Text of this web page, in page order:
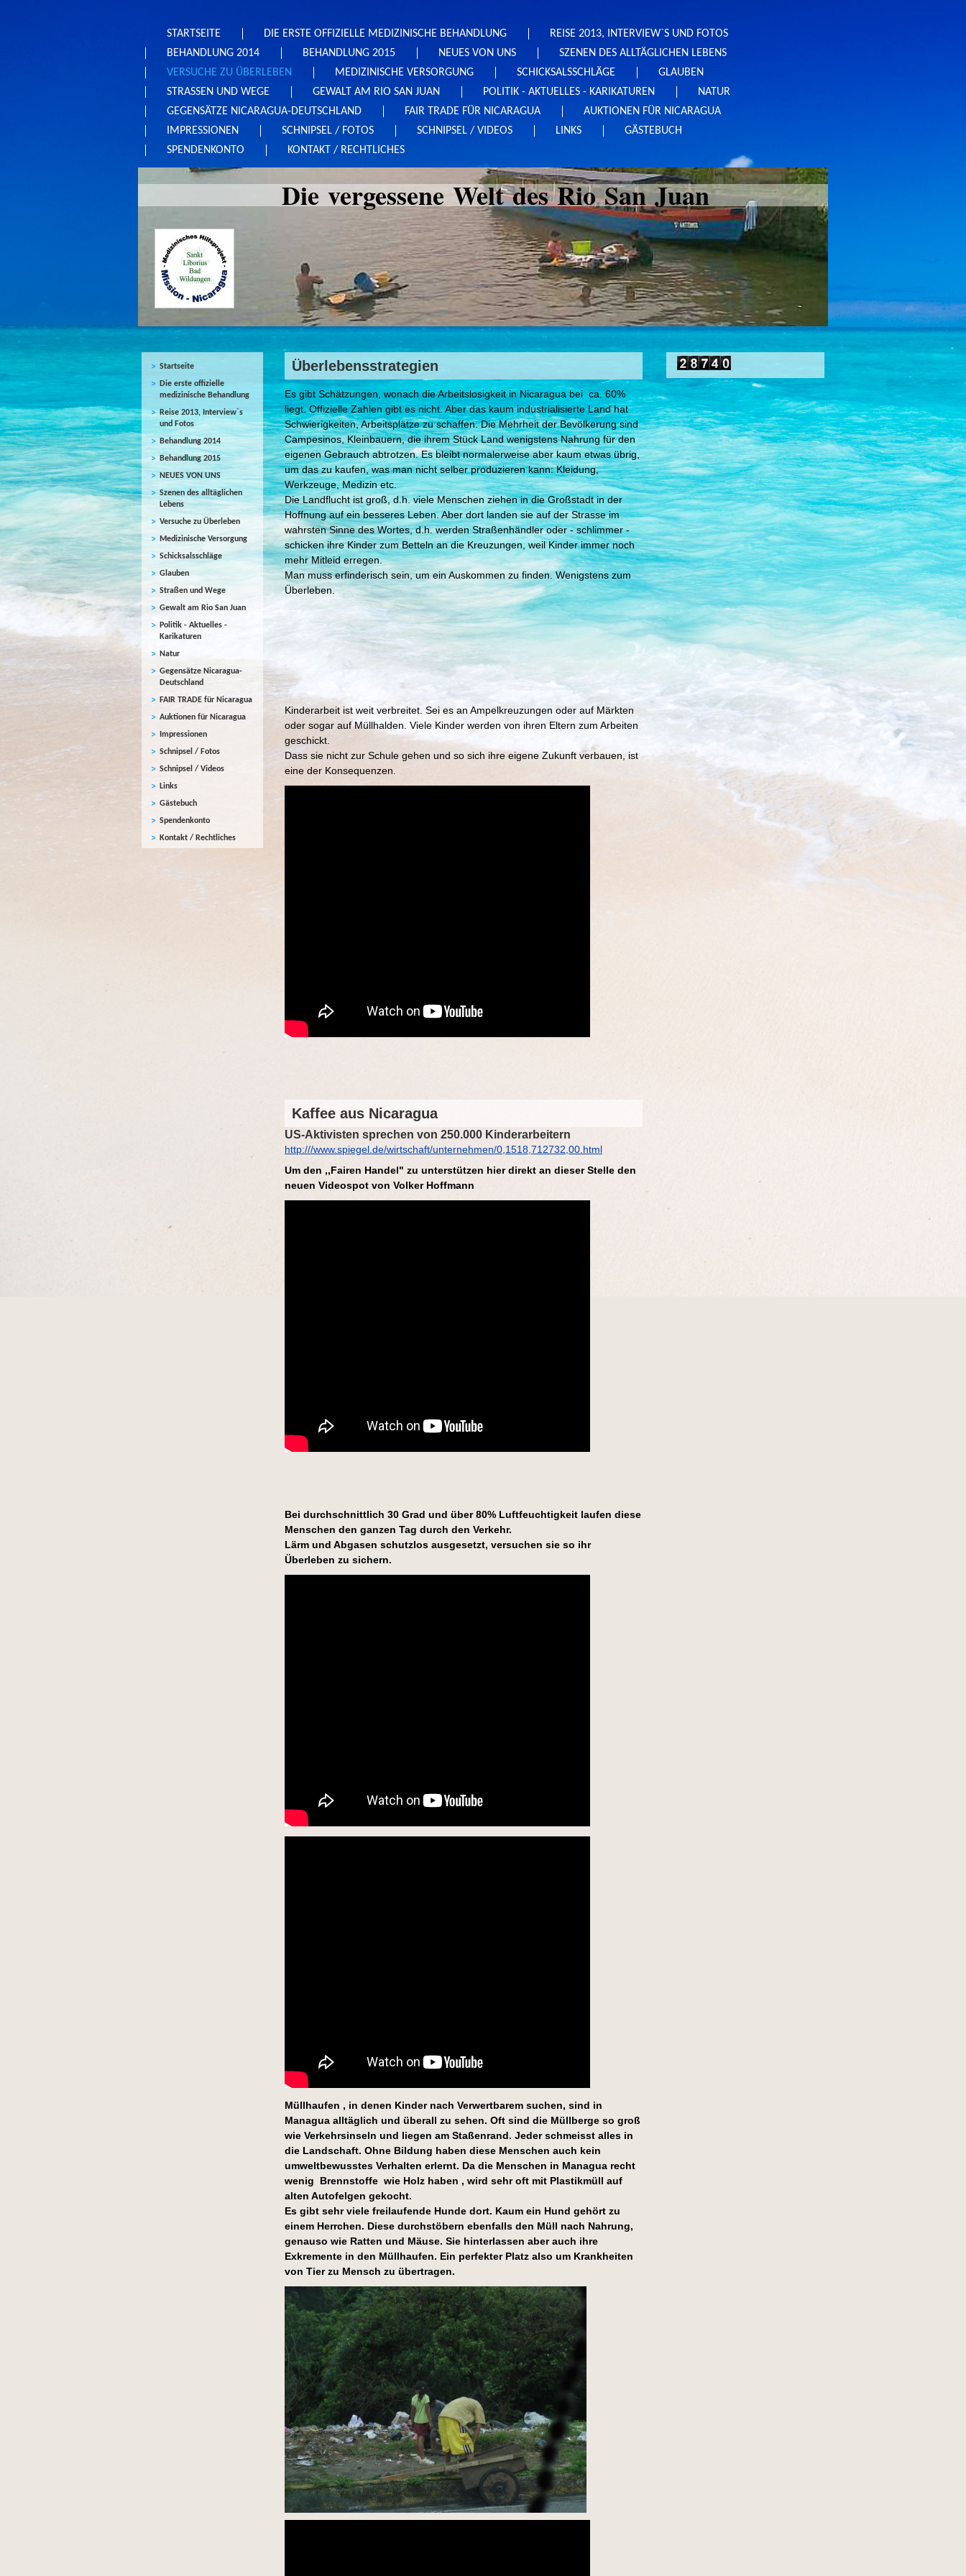
STARTSEITE DIE ERSTE OFFIZIELLE MEDIZINISCHE BEHANDLUNG
REISE 2013, INTERVIEW`S UND FOTOS
BEHANDLUNG 2014
BEHANDLUNG 2015 NEUES VON UNS
SZENEN DES ALLTÄGLICHEN LEBENS
VERSUCHE ZU ÜBERLEBEN
MEDIZINISCHE VERSORGUNG SCHICKSALSSCHLÄGE
GLAUBEN
STRASSEN UND WEGE
GEWALT AM RIO SAN JUAN POLITIK - AKTUELLES - KARIKATUREN
NATUR
GEGENSÄTZE NICARAGUA-DEUTSCHLAND
FAIR TRADE FÜR NICARAGUA
AUKTIONEN FÜR NICARAGUA
IMPRESSIONEN
SCHNIPSEL / FOTOS SCHNIPSEL / VIDEOS LINKS
GÄSTEBUCH
SPENDENKONTO
KONTAKT / RECHTLICHES
Die vergessene Welt des Rio San Juan
Startseite
Die erste offizielle
medizinische Behandlung
Reise 2013, Interview`s
und Fotos
Behandlung 2014
Behandlung 2015
NEUES VON UNS
Szenen des alltäglichen
Lebens
Versuche zu Überleben
Medizinische Versorgung
Schicksalsschläge
Glauben
Straßen und Wege
Gewalt am Rio San Juan
Politik - Aktuelles -
Karikaturen
Natur
Gegensätze Nicaragua-
Deutschland
FAIR TRADE für Nicaragua
Auktionen für Nicaragua
Impressionen
Schnipsel / Fotos
Schnipsel / Videos
Links
Gästebuch
Spendenkonto
Kontakt / Rechtliches
Überlebensstrategien
Es gibt Schätzungen, wonach die Arbeitslosigkeit in Nicaragua bei ca. 60%
liegt. Offizielle Zahlen gibt es nicht. Aber das kaum industrialisierte Land hat
Schwierigkeiten, Arbeitsplätze zu schaffen. Die Mehrheit der Bevölkerung sind
Campesinos, Kleinbauern, die ihrem Stück Land wenigstens Nahrung für den
eigenen Gebrauch abtrotzen. Es bleibt normalerweise aber kaum etwas übrig,
um das zu kaufen, was man nicht selber produzieren kann: Kleidung,
Werkzeuge, Medizin etc.
Die Landflucht ist groß, d.h. viele Menschen ziehen in die Großstadt in der
Hoffnung auf ein besseres Leben. Aber dort landen sie auf der Strasse im
wahrsten Sinne des Wortes, d.h. werden Straßenhändler oder - schlimmer -
schicken ihre Kinder zum Betteln an die Kreuzungen, weil Kinder immer noch
mehr Mitleid erregen.
Man muss erfinderisch sein, um ein Auskommen zu finden. Wenigstens zum
Überleben.
Kinderarbeit ist weit verbreitet. Sei es an Ampelkreuzungen oder auf Märkten
oder sogar auf Müllhalden. Viele Kinder werden von ihren Eltern zum Arbeiten
geschickt.
Dass sie nicht zur Schule gehen und so sich ihre eigene Zukunft verbauen, ist
eine der Konsequenzen.
Kaffee aus Nicaragua
US-Aktivisten sprechen von 250.000 Kinderarbeitern
http:///www.spiegel.de/wirtschaft/unternehmen/0,1518,712732,00.html
Um den ,,Fairen Handel" zu unterstützen hier direkt an dieser Stelle den
neuen Videospot von Volker Hoffmann
Bei durchschnittlich 30 Grad und über 80% Luftfeuchtigkeit laufen diese
Menschen den ganzen Tag durch den Verkehr.
Lärm und Abgasen schutzlos ausgesetzt, versuchen sie so ihr
Überleben zu sichern.
Müllhaufen , in denen Kinder nach Verwertbarem suchen, sind in
Managua alltäglich und überall zu sehen. Oft sind die Müllberge so groß
wie Verkehrsinseln und liegen am Staßenrand. Jeder schmeisst alles in
die Landschaft. Ohne Bildung haben diese Menschen auch kein
umweltbewusstes Verhalten erlernt. Da die Menschen in Managua recht
wenig Brennstoffe wie Holz haben , wird sehr oft mit Plastikmüll auf
alten Autofelgen gekocht.
Es gibt sehr viele freilaufende Hunde dort. Kaum ein Hund gehört zu
einem Herrchen. Diese durchstöbern ebenfalls den Müll nach Nahrung,
genauso wie Ratten und Mäuse. Sie hinterlassen aber auch ihre
Exkremente in den Müllhaufen. Ein perfekter Platz also um Krankheiten
von Tier zu Mensch zu übertragen.